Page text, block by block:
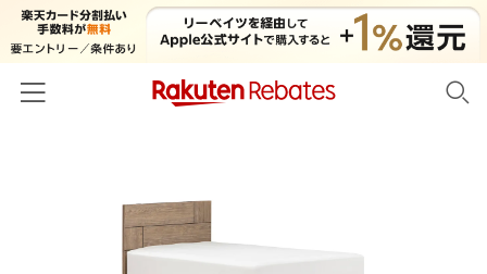
カテゴリー一覧
百貨店・総合ECモール
イベント一覧